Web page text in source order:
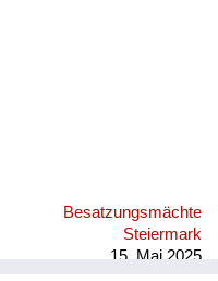
Besatzungsmächte
Steiermark
15. Mai 2025